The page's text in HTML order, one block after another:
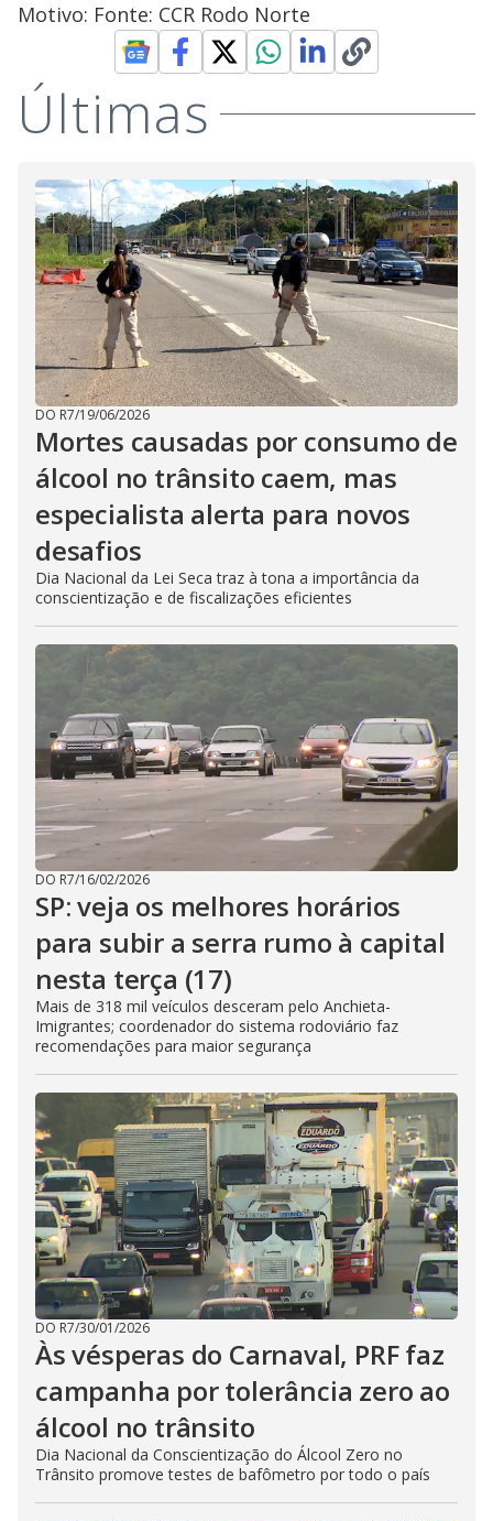
Motivo: Fonte: CCR Rodo Norte
Últimas
DO R7/19/06/2026
Mortes causadas por consumo de
álcool no trânsito caem, mas
especialista alerta para novos
desafios
Dia Nacional da Lei Seca traz à tona a importância da
conscientização e de fiscalizações eficientes
DO R7/16/02/2026
SP: veja os melhores horários
para subir a serra rumo à capital
nesta terça (17)
Mais de 318 mil veículos desceram pelo Anchieta-
Imigrantes; coordenador do sistema rodoviário faz
recomendações para maior segurança
DO R7/30/01/2026
Às vésperas do Carnaval, PRF faz
campanha por tolerância zero ao
álcool no trânsito
Dia Nacional da Conscientização do Álcool Zero no
Trânsito promove testes de bafômetro por todo o país